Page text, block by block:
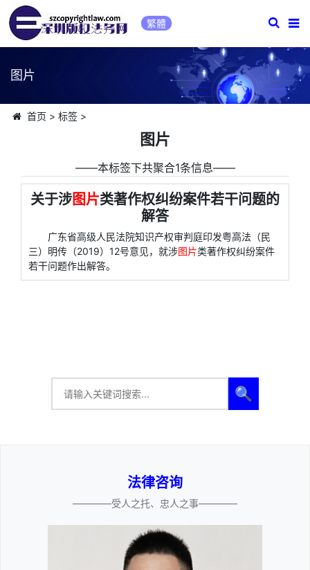
繁體
图片
首页 > 标签>
图片
――本标签下共聚合1条信息――
关于涉图片类著作权纠纷案件若干问题的
解答
广东省高级人民法院知识产权审判庭印发粤高法（民
三）明传（2019）12号意见，就涉图片类著作权纠纷案件
若干问题作出解答。
🔍
法律咨询
————受人之托、忠人之事————